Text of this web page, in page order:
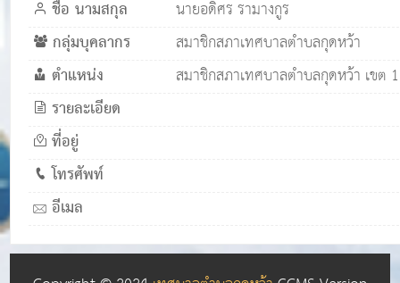
ชื่อ นามสกุล นายอดิศร รามางกูร
กลุ่มบุคลากร สมาชิกสภาเทศบาลตำบลกุดหว้า
ตำแหน่ง สมาชิกสภาเทศบาลตำบลกุดหว้า เขต 1
รายละเอียด
ที่อยู่
โทรศัพท์
อีเมล